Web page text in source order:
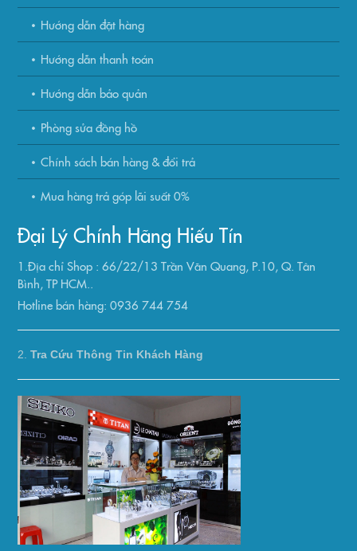
Hướng dẫn đặt hàng
Hướng dẫn thanh toán
Hướng dẫn bảo quản
Phòng sửa đồng hồ
Chính sách bán hàng & đổi trả
Mua hàng trả góp lãi suất 0%
Đại Lý Chính Hãng Hiếu Tín
1.Địa chỉ Shop : 66/22/13 Trần Văn Quang, P.10, Q. Tân
Bình, TP HCM..
Hotline bán hàng: 0936 744 754
2.Tra Cứu Thông Tin Khách Hàng